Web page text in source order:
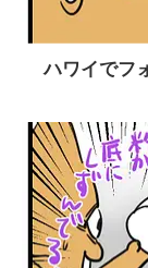
ハワイでフ